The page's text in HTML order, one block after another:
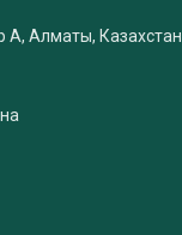
А, Алматы, Казахстан